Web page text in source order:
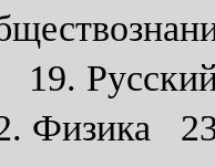
19.
Физика